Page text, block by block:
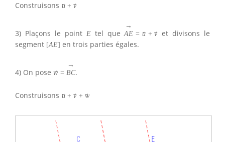
Construisons →
u + →
v
3) Plaçons le point Etel que
→
AE = →
u + →
v et divisons le
segment [AE] en trois parties égales.
4) On pose →
w =
→
BC.
Construisons →
u + →
v + →
w